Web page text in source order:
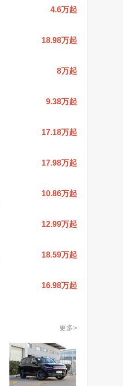
4.6万起
18.98万起
8万起
9.38万起
17.18万起
17.98万起
10.86万起
12.99万起
18.59万起
16.98万起
更多>